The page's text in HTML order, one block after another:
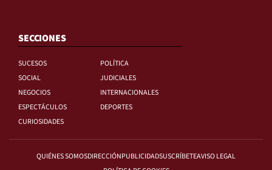
SECCIONES
SUCESOS
POLÍTICA
SOCIAL
JUDICIALES
NEGOCIOS
INTERNACIONALES
ESPECTÁCULOS
DEPORTES
CURIOSIDADES
QUIÉNES SOMOSDIRECCIÓNPUBLICIDADSUSCRÍBETEAVISO LEGAL